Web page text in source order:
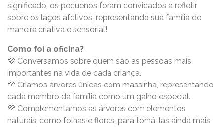
significado, os pequenos foram convidados a refletir
sobre os laços afetivos, representando sua família de
maneira criativa e sensorial!
Como foi a oficina?
💜 Conversamos sobre quem são as pessoas mais
importantes na vida de cada criança.
💜 Criamos árvores únicas com massinha, representando
cada membro da família como um galho especial.
💜 Complementamos as árvores com elementos
naturais, como folhas e flores, para torná-las ainda mais